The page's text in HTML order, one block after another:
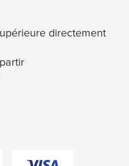
directement